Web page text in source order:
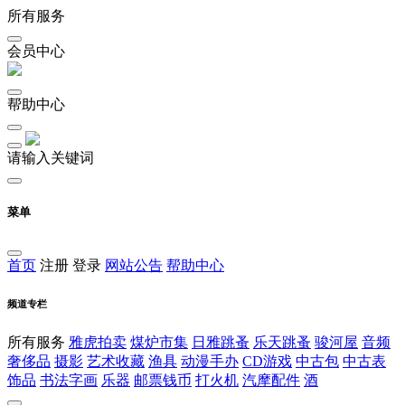
所有服务
会员中心
帮助中心
请输入关键词
菜单
首页 注册 登录 网站公告 帮助中心
频道专栏
所有服务 雅虎拍卖 煤炉市集 日雅跳蚤 乐天跳蚤 骏河屋 音频
奢侈品 摄影 艺术收藏 渔具 动漫手办 CD游戏 中古包 中古表
饰品 书法字画 乐器 邮票钱币 打火机 汽摩配件 酒